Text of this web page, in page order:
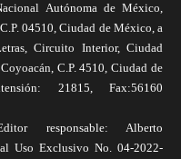
Autónoma de México,
04510, Ciudad de México, a
Circuito Interior, Ciudad
C.P. 4510, Ciudad de
21815, Fax:56160
Editor responsable: Alberto
Uso Exclusivo No. 04-2022-